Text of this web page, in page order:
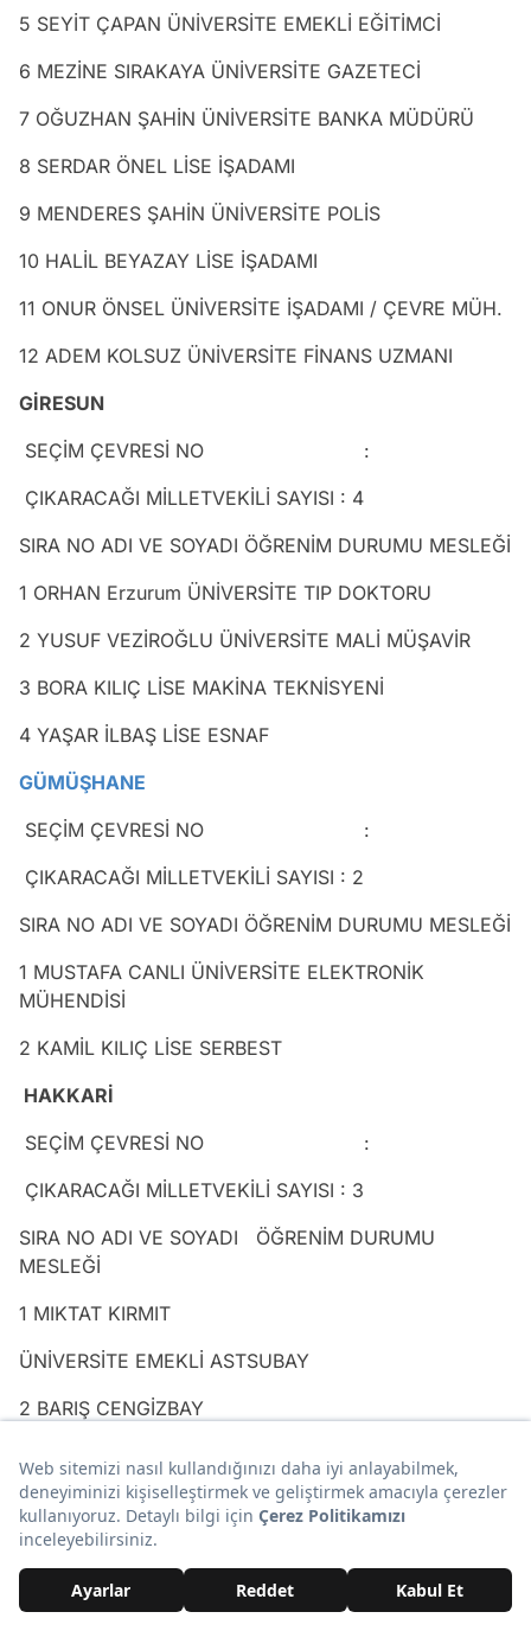
5 SEYİT ÇAPAN ÜNİVERSİTE EMEKLİ EĞİTİMCİ
6 MEZİNE SIRAKAYA ÜNİVERSİTE GAZETECİ
7 OĞUZHAN ŞAHİN ÜNİVERSİTE BANKA MÜDÜRÜ
8 SERDAR ÖNEL LİSE İŞADAMI
9 MENDERES ŞAHİN ÜNİVERSİTE POLİS
10 HALİL BEYAZAY LİSE İŞADAMI
11 ONUR ÖNSEL ÜNİVERSİTE İŞADAMI / ÇEVRE MÜH.
12 ADEM KOLSUZ ÜNİVERSİTE FİNANS UZMANI
GİRESUN
SEÇİM ÇEVRESİ NO :
ÇIKARACAĞI MİLLETVEKİLİ SAYISI : 4
SIRA NO ADI VE SOYADI ÖĞRENİM DURUMU MESLEĞİ
1 ORHAN Erzurum ÜNİVERSİTE TIP DOKTORU
2 YUSUF VEZİROĞLU ÜNİVERSİTE MALİ MÜŞAVİR
3 BORA KILIÇ LİSE MAKİNA TEKNİSYENİ
4 YAŞAR İLBAŞ LİSE ESNAF
GÜMÜŞHANE
SEÇİM ÇEVRESİ NO :
ÇIKARACAĞI MİLLETVEKİLİ SAYISI : 2
SIRA NO ADI VE SOYADI ÖĞRENİM DURUMU MESLEĞİ
1 MUSTAFA CANLI ÜNİVERSİTE ELEKTRONİK
MÜHENDİSİ
2 KAMİL KILIÇ LİSE SERBEST
HAKKARİ
SEÇİM ÇEVRESİ NO :
ÇIKARACAĞI MİLLETVEKİLİ SAYISI : 3
SIRA NO ADI VE SOYADI ÖĞRENİM DURUMU
MESLEĞİ
1 MIKTAT KIRMIT
ÜNİVERSİTE EMEKLİ ASTSUBAY
2 BARIŞ CENGİZBAY
3 FATİH SÖKMEN ÜNİVERSİTE MADEN MÜHENDİSİ
HATAY
SEÇİM ÇEVRESİ NO :